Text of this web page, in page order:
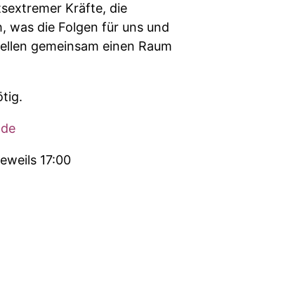
Kräfte, die
was die Folgen für uns und
gemeinsam einen Raum
17:00